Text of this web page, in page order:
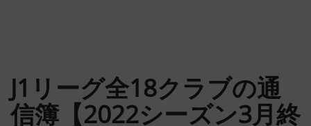
J1リーグ全18クラブの通
信簿【2022シーズン3月終